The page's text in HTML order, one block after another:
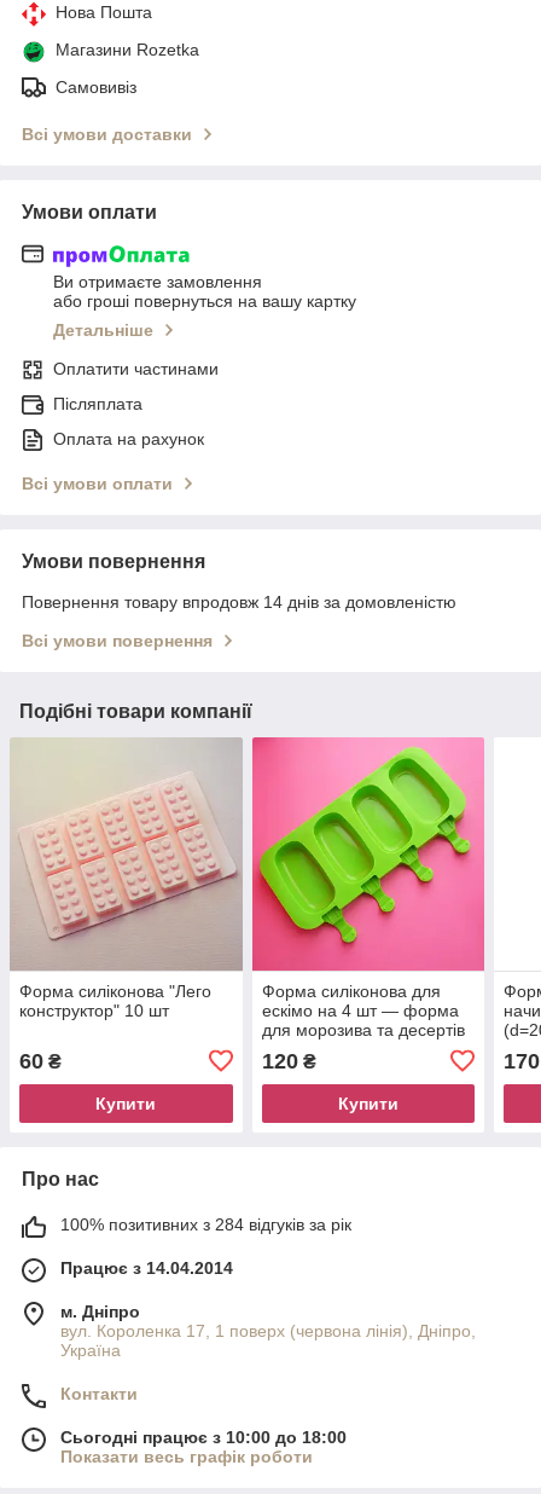
Нова Пошта
Магазини Rozetka
Самовивіз
Всі умови доставки
Умови оплати
Ви отримаєте замовлення
або гроші повернуться на вашу картку
Детальніше
Оплатити частинами
Післяплата
Оплата на рахунок
Всі умови оплати
Умови повернення
Повернення товару впродовж 14 днів за домовленістю
Всі умови повернення
Подібні товари компанії
Форма силіконова "Лего
конструктор" 10 шт
60 ₴
Купити
Форма силіконова для
ескімо на 4 шт — форма
для морозива та десертів
120₴
Купити
170
Про нас
100% позитивних з 284 відгуків за рік
Працює з 14.04.2014
м. Дніпро
вул. Короленка 17, 1 поверх (червона лінія), Дніпро,
Україна
Контакти
Сьогодні працює з 10:00 до 18:00
Показати весь графік роботи